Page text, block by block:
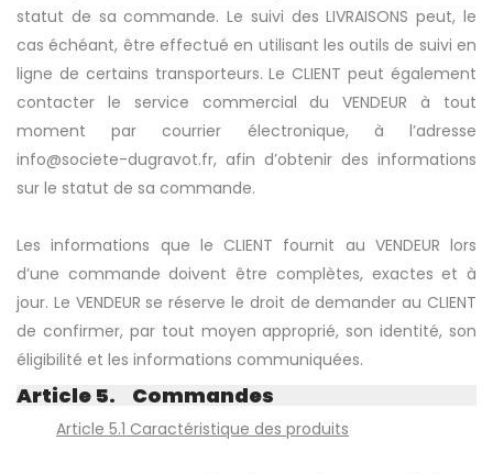
statut de sa commande. Le suivi des LIVRAISONS peut, le
cas échéant, être effectué en utilisant les outils de suivi en
ligne de certains transporteurs. Le CLIENT peut également
contacter le service commercial du VENDEUR à tout
moment par courrier électronique, à l’adresse
info@societe-dugravot.fr, afin d’obtenir des informations
sur le statut de sa commande.
Les informations que le CLIENT fournit au VENDEUR lors
d’une commande doivent être complètes, exactes et à
jour. Le VENDEUR se réserve le droit de demander au CLIENT
de confirmer, par tout moyen approprié, son identité, son
éligibilité et les informations communiquées.
Article 5. Commandes
Article 5.1 Caractéristique des produits